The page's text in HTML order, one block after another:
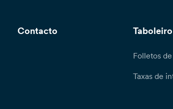
Contacto
Folletos
Taxas de